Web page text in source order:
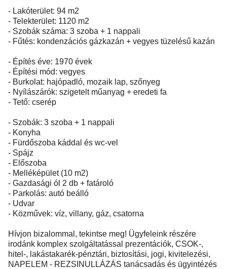
- Lakóterület: 94 m2
- Telekterület: 1120 m2
- Szobák száma: 3 szoba + 1 nappali
- Fűtés: kondenzációs gázkazán + vegyes tüzelésű kazán
- Építés éve: 1970 évek
- Építési mód: vegyes
- Burkolat: hajópadló, mozaik lap, szőnyeg
- Nyílászárók: szigetelt műanyag + eredeti fa
- Tető: cserép
- Szobák: 3 szoba + 1 nappali
- Konyha
- Fürdőszoba káddal és wc-vel
- Spájz
- Előszoba
- Melléképület (10 m2)
- Gazdasági ól 2 db + fatároló
- Parkolás: autó beálló
- Udvar
- Közművek: víz, villany, gáz, csatorna
Hívjon bizalommal, tekintse meg! Ügyfeleink részére
irodánk komplex szolgáltatással prezentációk, CSOK-,
hitel-, lakástakarék-pénztári, biztosítási, jogi, kivitelezési,
NAPELEM - REZSINULLÁZÁS tanácsadás és ügyintézés